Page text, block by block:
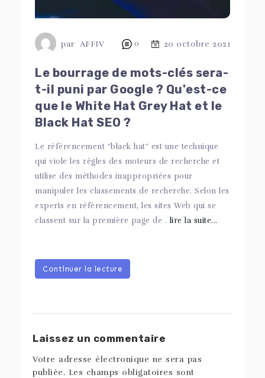
par AFFIV 0 20 octobre 2021
Le bourrage de mots-clés sera-
t-il puni par Google ? Qu'est-ce
que le White Hat Grey Hat et le
Black Hat SEO ?
Le référencement "black hat" est une technique
qui viole les règles des moteurs de recherche et
utilise des méthodes inappropriées pour
manipuler les classements de recherche. Selon les
experts en référencement, les sites Web qui se
classent sur la première page de . lire la suite...
Continuer la lecture
Laissez un commentaire
Votre adresse électronique ne sera pas
publiée. Les champs obligatoires sont